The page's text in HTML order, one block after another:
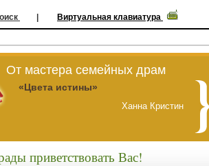
| Виртуальная клавиатура
От мастера семейных драм
«Цвета истины»
Ханна Кристин
приветствовать Вас!